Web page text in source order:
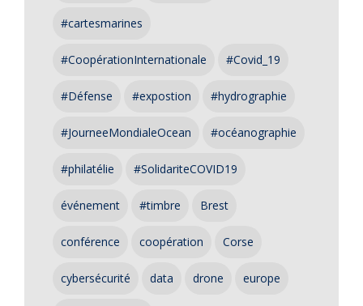
#cartesmarines
#CoopérationInternationale #Covid_19
#Défense #expostion #hydrographie
#JourneeMondialeOcean #océanographie
#philatélie #SolidariteCOVID19
événement #timbre Brest
conférence coopération Corse
cybersécurité data drone europe